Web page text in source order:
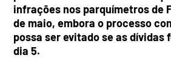
infrações nos parquímetros de
de maio, embora o processo
possa ser evitado se as dívidas
dia 5.